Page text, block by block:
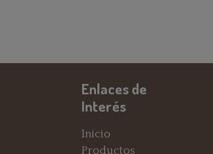
Enlaces de
Interés
Inicio
Productos